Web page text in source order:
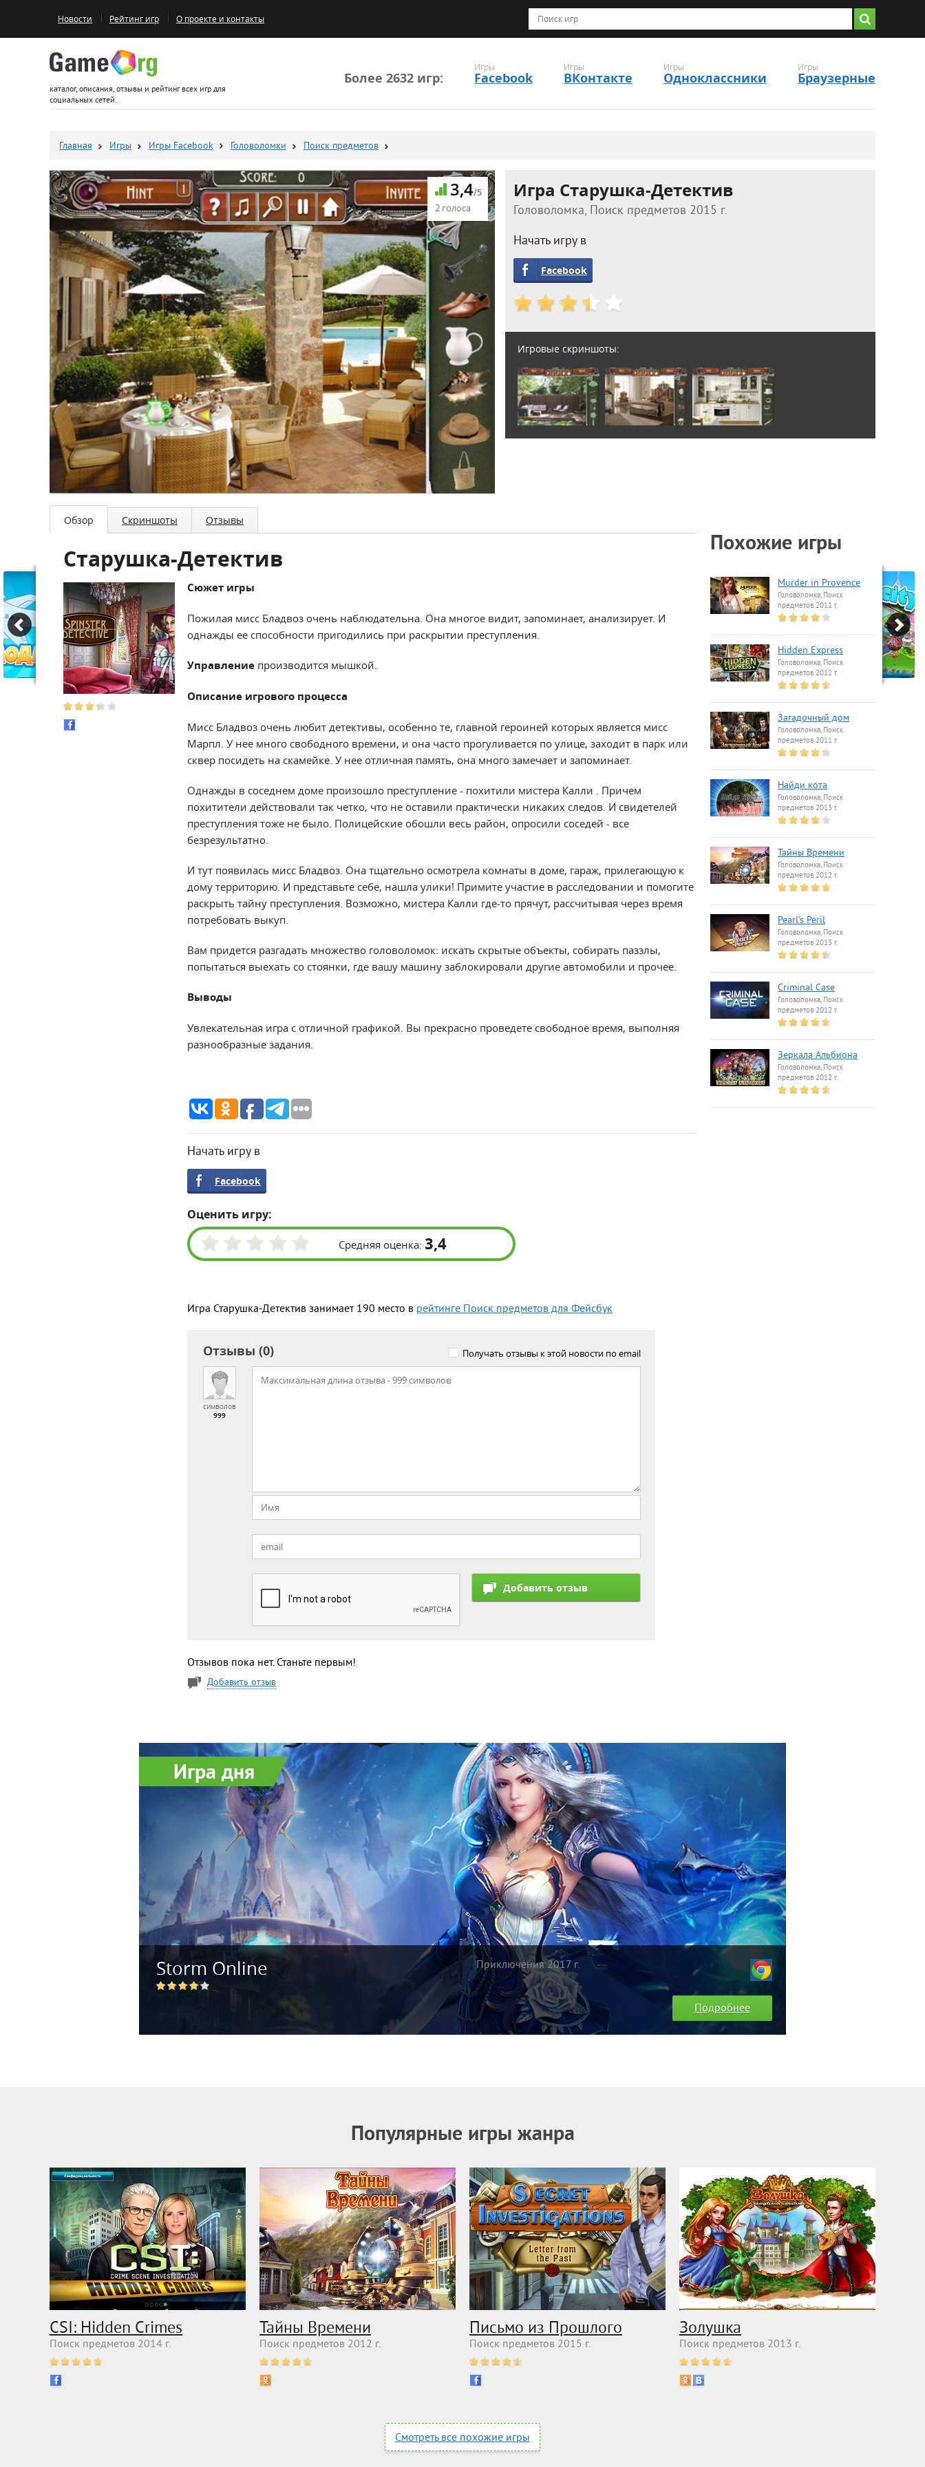
Новости Рейтинг игр О проекте и контакты
Более 2632 игр:
Игры
Facebook
Игры
ВКонтакте
Игры
Одноклассники
Игры
Браузерные
каталог, описания, отзывы и рейтинг всех игр для
социальных сетей.
Главная Игры Игры Facebook Головоломки Поиск предметов
3,4/5
2 голоса
Игра Старушка-Детектив
Головоломка, Поиск предметов 2015 г.
Начать игру в
Facebook
Игровые скриншоты:
Обзор Скриншоты Отзывы
Старушка-Детектив
Сюжет игры
Пожилая мисс Бладвоз очень наблюдательна. Она многое видит, запоминает, анализирует. И
однажды ее способности пригодились при раскрытии преступления.
Управление производится мышкой.
Описание игрового процесса
Мисс Бладвоз очень любит детективы, особенно те, главной героиней которых является мисс
Марпл. У нее много свободного времени, и она часто прогуливается по улице, заходит в парк или
сквер посидеть на скамейке. У нее отличная память, она много замечает и запоминает.
Однажды в соседнем доме произошло преступление - похитили мистера Калли . Причем
похитители действовали так четко, что не оставили практически никаких следов. И свидетелей
преступления тоже не было. Полицейские обошли весь район, опросили соседей - все
безрезультатно.
И тут появилась мисс Бладвоз. Она тщательно осмотрела комнаты в доме, гараж, прилегающую к
дому территорию. И представьте себе, нашла улики! Примите участие в расследовании и помогите
раскрыть тайну преступления. Возможно, мистера Калли где-то прячут, рассчитывая через время
потребовать выкуп.
Вам придется разгадать множество головоломок: искать скрытые объекты, собирать паззлы,
попытаться выехать со стоянки, где вашу машину заблокировали другие автомобили и прочее.
Выводы
Увлекательная игра с отличной графикой. Вы прекрасно проведете свободное время, выполняя
разнообразные задания.
Начать игру в
Facebook
Оценить игру:
Средняя оценка: 3,4
Игра Старушка-Детектив занимает 190 место в рейтинге Поиск предметов для Фейсбук
Отзывы (0) Получать отзывы к этой новости по email
символов
999
Отзывов пока нет. Станьте первым!
Добавить отзыв
Похожие игры
Murder in Provence
Головоломка, Поиск
предметов 2011 г.
Hidden Express
Головоломка, Поиск
предметов 2012 г.
Загадочный дом
Головоломка, Поиск
предметов 2011 г.
Найди кота
Головоломка, Поиск
предметов 2013 г.
Тайны Времени
Головоломка, Поиск
предметов 2012 г.
Pearl's Peril
Головоломка, Поиск
предметов 2013 г.
Criminal Case
Головоломка, Поиск
предметов 2012 г.
Зеркала Альбиона
Головоломка, Поиск
предметов 2012 г.
Игра дня
Storm Online Приключения 2017 г.
Подробнее
Популярные игры жанра
CSI: Hidden Crimes
Поиск предметов 2014 г.
Тайны Времени
Поиск предметов 2012 г.
Письмо из Прошлого
Поиск предметов 2015 г.
Золушка
Поиск предметов 2013 г.
Смотреть все похожие игры